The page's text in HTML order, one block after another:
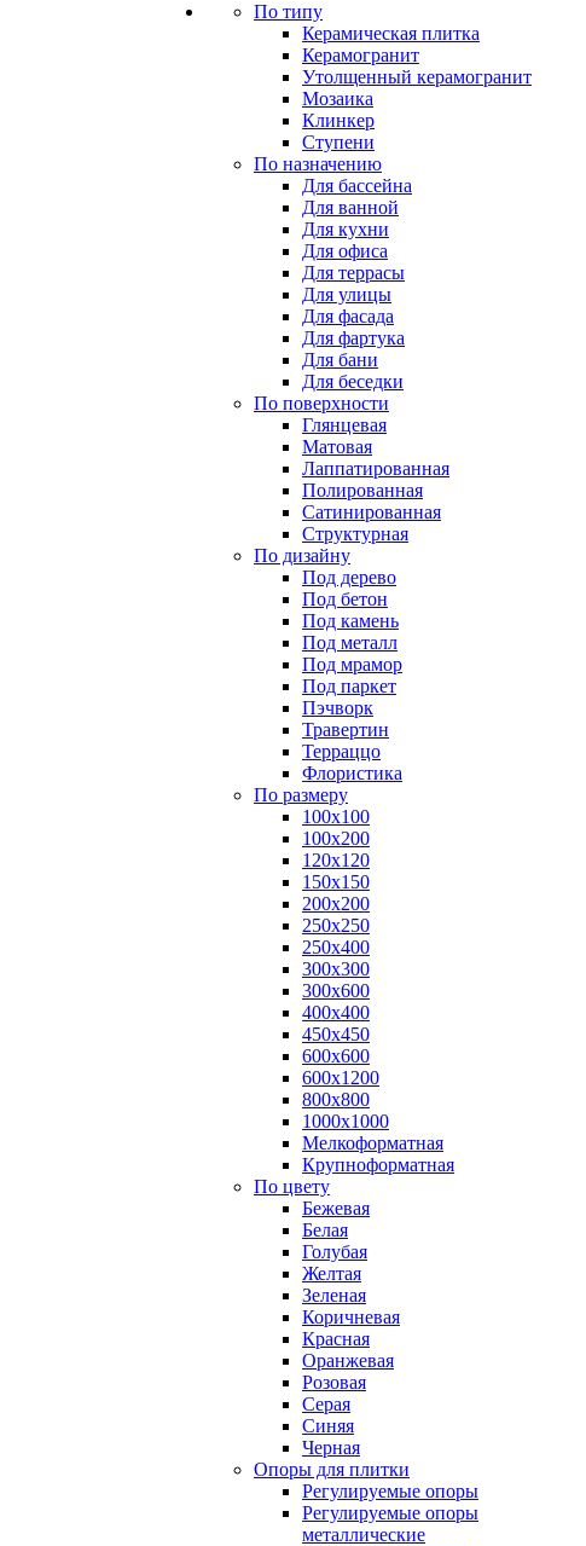
По типу
Керамическая плитка
Керамогранит
Утолщенный керамогранит
Мозаика
Клинкер
Ступени
По назначению
Для бассейна
Для ванной
Для кухни
Для офиса
Для террасы
Для улицы
Для фасада
Для фартука
Для бани
Для беседки
По поверхности
Глянцевая
Матовая
Лаппатированная
Полированная
Сатинированная
Структурная
По дизайну
Под дерево
Под бетон
Под камень
Под металл
Под мрамор
Под паркет
Пэчворк
Травертин
Терраццо
Флористика
По размеру
100х100
100х200
120х120
150х150
200х200
250х250
250х400
300х300
300х600
400х400
450х450
600х600
600х1200
800х800
1000х1000
Мелкоформатная
Крупноформатная
По цвету
Бежевая
Белая
Голубая
Желтая
Зеленая
Коричневая
Красная
Оранжевая
Розовая
Серая
Синяя
Черная
Опоры для плитки
Регулируемые опоры
Регулируемые опоры
металлические